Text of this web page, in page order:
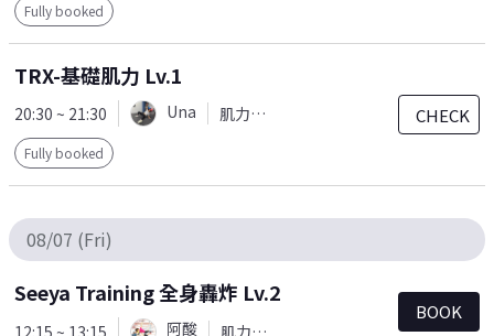
Fully booked
TRX-基礎肌力 Lv.1
20:30 ~ 21:30 Una 肌力訓練
Fully booked
CHECK
08/07 (Fri)
Seeya Training 全身轟炸 Lv.2
12:15 ~ 13:15 阿酸 肌力訓練
BOOK